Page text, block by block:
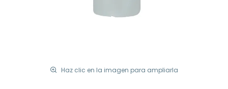
Haz clic en la imagen para ampliarla